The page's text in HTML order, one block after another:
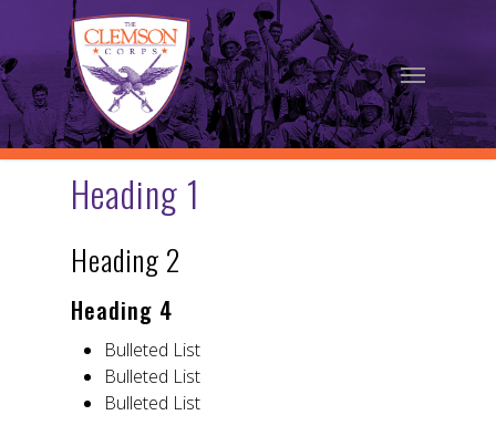
main
content
Menu
Heading 1
Heading 2
Heading 4
Bulleted List
Bulleted List
Bulleted List